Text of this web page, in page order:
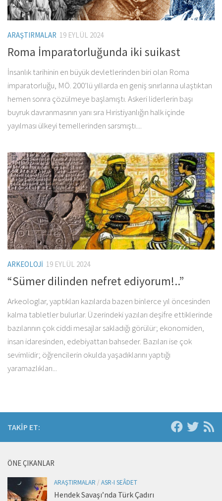
ARAŞTIRMALAR 19 EYLÜL 2024
Roma İmparatorluğunda iki suikast
İnsanlık tarihinin en büyük devletlerinden biri olan Roma
imparatorluğu, MÖ. 200’lü yıllarda en geniş sınırlarına ulaştıktan
hemen sonra çözülmeye başlamıştı. Askeri liderlerin başı
buyruk davranmasının yanı sıra Hıristiyanlığın halk içinde
yayılması ülkeyi temellerinden sarsmıştı....
ARKEOLOJI 19 EYLÜL 2024
“Sümer dilinden nefret ediyorum!..”
Arkeologlar, yaptıkları kazılarda bazen binlerce yıl öncesinden
kalma tabletler bulurlar. Üzerindeki yazıları deşifre ettiklerinde
bazılarının çok ciddi mesajlar sakladığı görülür; ekonomiden,
insan idaresinden, edebiyattan bahseder. Bazıları ise çok
sevimlidir; öğrencilerin okulda yaşadıklarını yaptığı
yaramazlıkları...
TAKIP ET:
ÖNE ÇIKANLAR
ARAŞTIRMALAR / ASR-I SEÂDET
Hendek Savaşı’nda Türk Çadırı